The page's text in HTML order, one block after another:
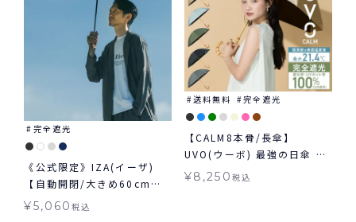
完全遮光
《公式限定》IZA(イーザ)
【自動開閉/大きめ60cm】
AUTOMATIC & SAFE 60cm
¥5,060税込
送料無料 完全遮光
【CALM8本骨/長傘】
UVO(ウーボ) 最強の日傘 カ
ーム 完全遮光100％ 無地 日
¥8,250 税込